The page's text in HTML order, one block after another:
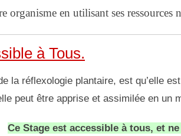
organisme en utilisant ses ressources
à Tous.
la réflexologie plantaire, est qu’elle
peut être apprise et assimilée en un
Ce Stage est accessible à tous, et